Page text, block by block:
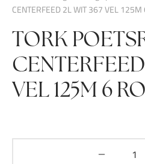
CENTERFEED 2L WIT 367 VEL
TORK
VEL 125M 6